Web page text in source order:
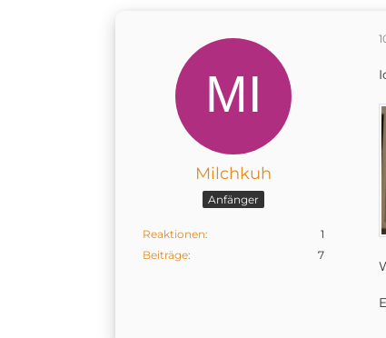
Milchkuh
Anfänger
Reaktionen
1
Beiträge
7